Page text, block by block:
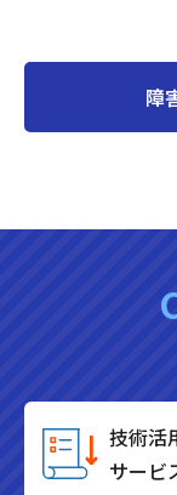
障
技術活
サービ